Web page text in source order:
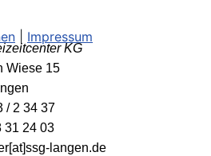
KG
Wiese 15
/ 2 34 37
31 24 03
langen.de
Impressum